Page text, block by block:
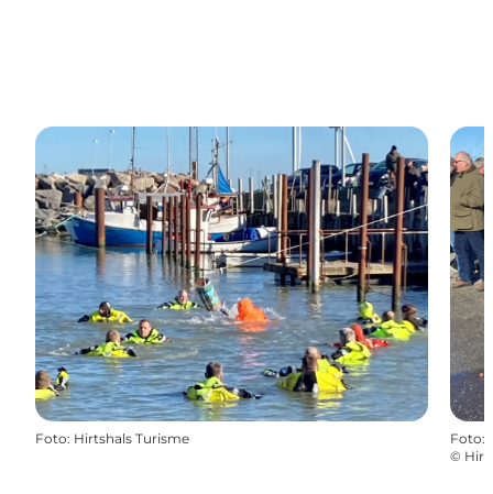
Foto: Hirtshals Turisme Foto:
©